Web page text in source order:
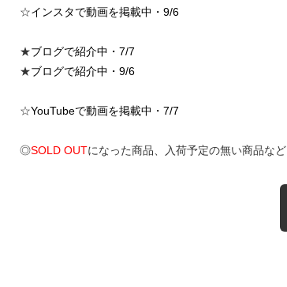
☆インスタで動画を掲載中・9/6
★ブログで紹介中・7/7
★ブログで紹介中・9/6
☆YouTubeで動画を掲載中・7/7
◎SOLD OUTになった商品、入荷予定の無い商品な